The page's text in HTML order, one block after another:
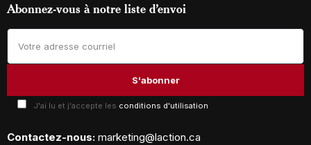
Abonnez-vous à notre liste d’envoi
J'ai lu et j'accepte les conditions d'utilisation
Contactez-nous: marketing@laction.ca